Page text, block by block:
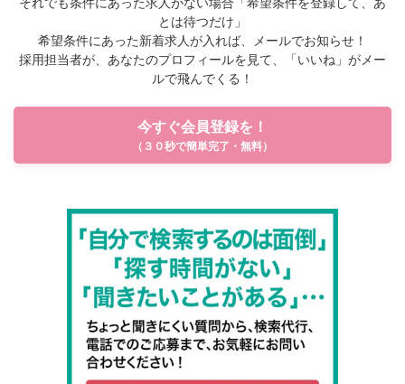
とは待つだけ」
希望条件にあった新着求人が入れば、メールでお知らせ！
採用担当者が、あなたのプロフィールを見て、「いいね」がメー
ルで飛んでくる！
今すぐ会員登録を！
（３０秒で簡単完了・無料）